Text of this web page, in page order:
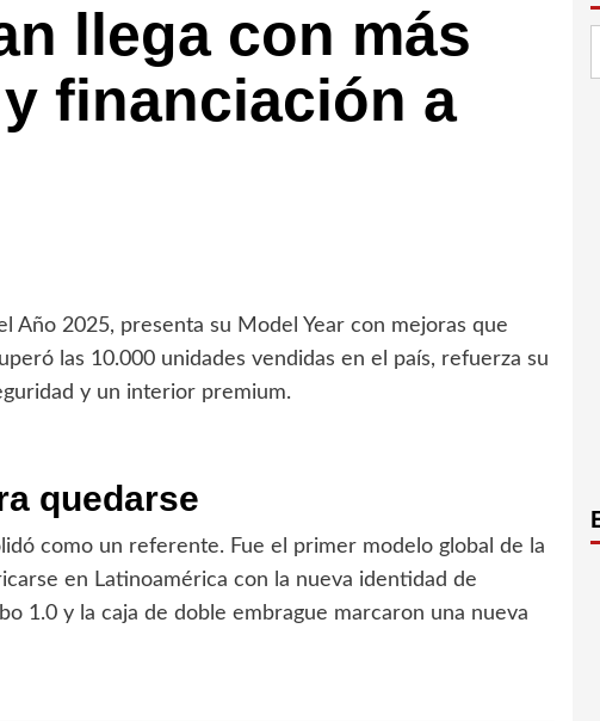
llega con más
financiación a
Año 2025, presenta su Model Year con mejoras que
las 10.000 unidades vendidas en el país, refuerza su
y un interior premium.
quedarse
como un referente. Fue el primer modelo global de la
en Latinoamérica con la nueva identidad de
1.0 y la caja de doble embrague marcaron una nueva